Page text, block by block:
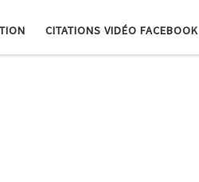
CITATIONS VIDÉO FACEBOOK